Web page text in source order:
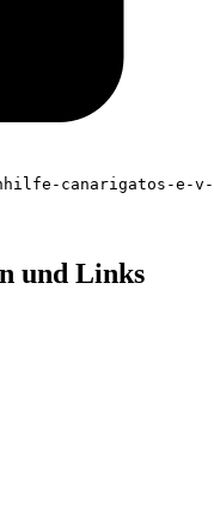
canarigatos-e-v-
und Links